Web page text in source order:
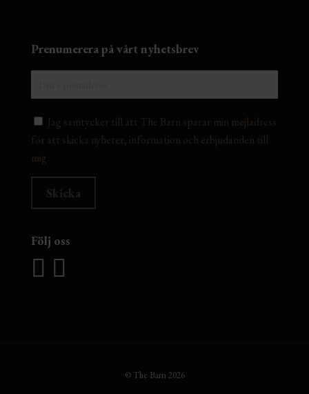
Prenumerera på vårt nyhetsbrev
Jag samtycker till att The Barn sparar min mejladress
för att skicka nyheter, information och erbjudanden till
mig.
Följ oss
© The Barn 2026